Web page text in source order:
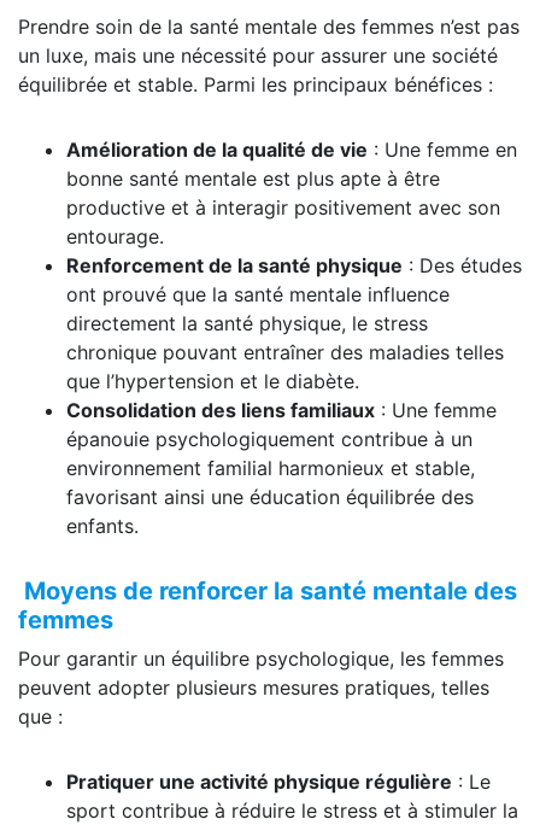
Prendre soin de la santé mentale des femmes n’est pas
un luxe, mais une nécessité pour assurer une société
équilibrée et stable. Parmi les principaux bénéfices :
Amélioration de la qualité de vie : Une femme en
bonne santé mentale est plus apte à être
productive et à interagir positivement avec son
entourage.
Renforcement de la santé physique : Des études
ont prouvé que la santé mentale influence
directement la santé physique, le stress
chronique pouvant entraîner des maladies telles
que l’hypertension et le diabète.
Consolidation des liens familiaux : Une femme
épanouie psychologiquement contribue à un
environnement familial harmonieux et stable,
favorisant ainsi une éducation équilibrée des
enfants.
Moyens de renforcer la santé mentale des
femmes
Pour garantir un équilibre psychologique, les femmes
peuvent adopter plusieurs mesures pratiques, telles
que :
Pratiquer une activité physique régulière : Le
sport contribue à réduire le stress et à stimuler la